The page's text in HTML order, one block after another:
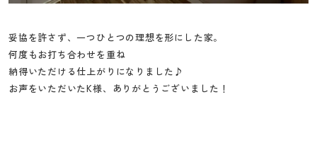
妥協を許さず、一つひとつの理想を形にした家。
何度もお打ち合わせを重ね
納得いただける仕上がりになりました♪
お声をいただいたK様、ありがとうございました！